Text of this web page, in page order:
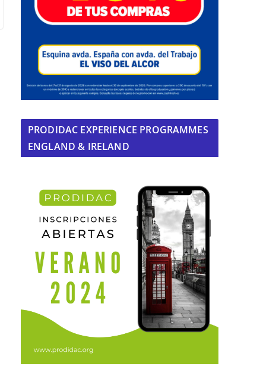
PRODIDAC EXPERIENCE PROGRAMMES
ENGLAND & IRELAND